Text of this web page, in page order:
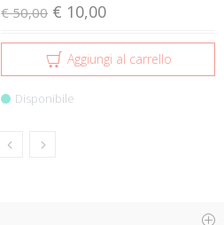
€ 50,00 € 10,00
Aggiungi al carrello
Disponibile